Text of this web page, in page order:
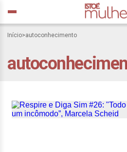
Início>autoconhecimento
“Todo